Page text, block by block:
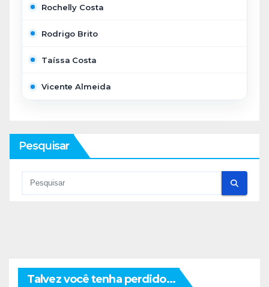
Rochelly Costa
Rodrigo Brito
Taíssa Costa
Vicente Almeida
Pesquisar
Talvez você tenha perdido...